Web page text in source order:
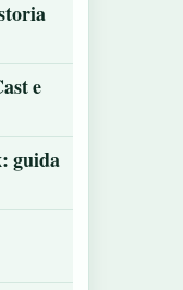
e
guida